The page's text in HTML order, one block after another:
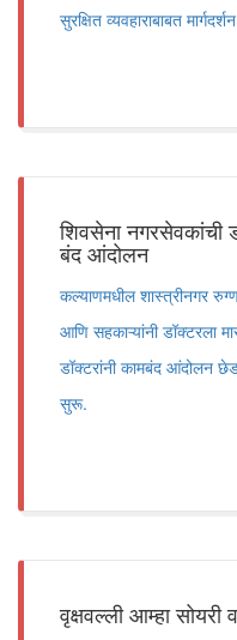
सुरक्षित व्यवहाराबाबत
शिवसेना नगरसेवकांची
बंद आंदोलन
कल्याणमधील शास्त्रीनगर
आणि सहकाऱ्यांनी डॉक्टरला
डॉक्टरांनी कामबंद आंदोलन
सुरू.
वृक्षवल्ली आम्हा सोयरी